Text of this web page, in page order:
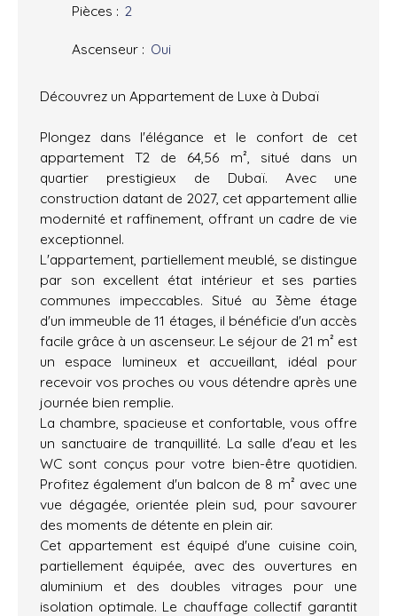
Pièces : 2
Ascenseur : Oui
Découvrez un Appartement de Luxe à Dubaï
Plongez dans l'élégance et le confort de cet
appartement T2 de 64,56 m², situé dans un
quartier prestigieux de Dubaï. Avec une
construction datant de 2027, cet appartement allie
modernité et raffinement, offrant un cadre de vie
exceptionnel.
L'appartement, partiellement meublé, se distingue
par son excellent état intérieur et ses parties
communes impeccables. Situé au 3ème étage
d'un immeuble de 11 étages, il bénéficie d'un accès
facile grâce à un ascenseur. Le séjour de 21 m² est
un espace lumineux et accueillant, idéal pour
recevoir vos proches ou vous détendre après une
journée bien remplie.
La chambre, spacieuse et confortable, vous offre
un sanctuaire de tranquillité. La salle d'eau et les
WC sont conçus pour votre bien-être quotidien.
Profitez également d'un balcon de 8 m² avec une
vue dégagée, orientée plein sud, pour savourer
des moments de détente en plein air.
Cet appartement est équipé d'une cuisine coin,
partiellement équipée, avec des ouvertures en
aluminium et des doubles vitrages pour une
isolation optimale. Le chauffage collectif garantit